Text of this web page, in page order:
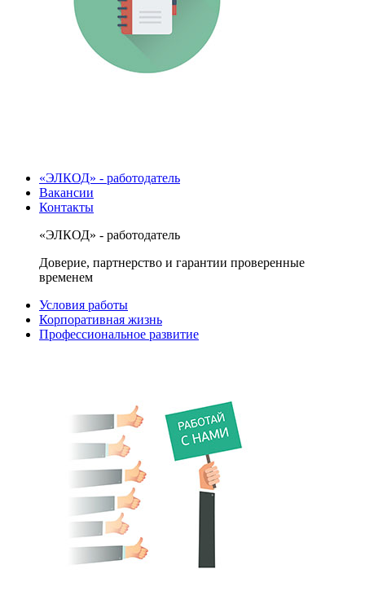
«ЭЛКОД» - работодатель
Вакансии
Контакты
«ЭЛКОД» - работодатель
Доверие, партнерство и гарантии проверенные
временем
Условия работы
Корпоративная жизнь
Профессиональное развитие